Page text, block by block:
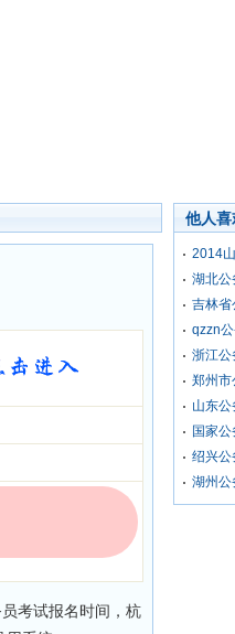
考试报名时间，杭
他人
2014
湖北公
吉林省
qzzn
浙江公
郑州市
山东
国家
绍兴公
湖州公